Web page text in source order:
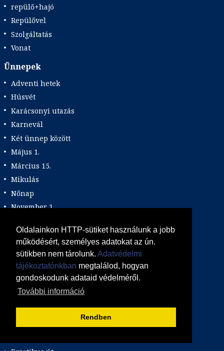
Oldalainkon HTTP-sütiket használunk a jobb
működésért, személyes adatokat az ún.
sütikben nem tárolunk. Adatvédelmi
tájékoztatónkban megtalálod, hogyan
gondoskodunk adataid védelméről.
További információ
Rendben
repülő+hajó
Repülővel
Szolgáltatás
Vonat
Ünnepek
Adventi hetek
Húsvét
Karácsonyi utazás
Karnevál
Két ünnep között
Május 1.
Március 15.
Mikulás
Nőnap
November 1.
Pünkösdi utazás
Tavaszi szünet
Valentin nap
Programtípus
1 napos utak